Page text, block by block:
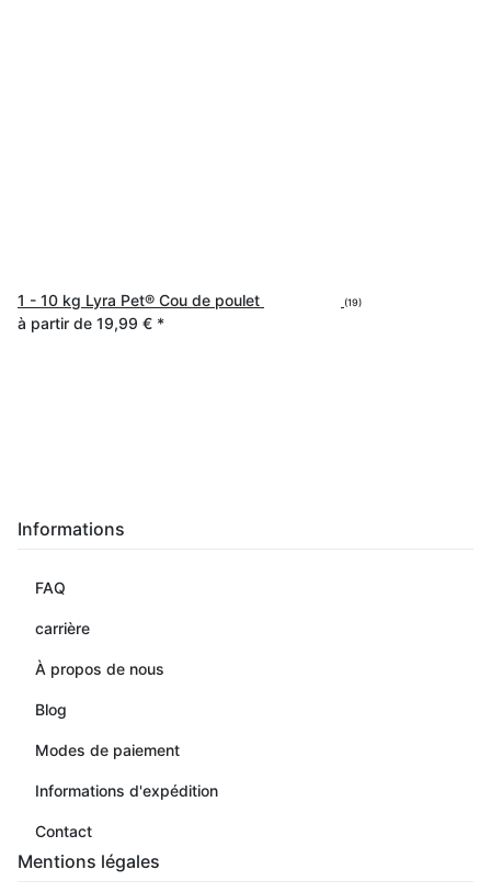
1 - 10 kg Lyra Pet® Cou de poulet (19)
à partir de 19,99 € *
Informations
FAQ
carrière
À propos de nous
Blog
Modes de paiement
Informations d'expédition
Contact
Mentions légales